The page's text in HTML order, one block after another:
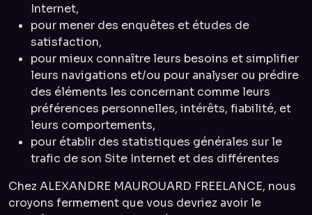
Internet,
pour mener des enquêtes et études de
satisfaction,
pour mieux connaître leurs besoins et simplifier
leurs navigations et/ou pour analyser ou prédire
des éléments les concernant comme leurs
préférences personnelles, intérêts, fiabilité, et
leurs comportements,
pour établir des statistiques générales sur le
trafic de son Site Internet et des différentes
Chez ALEXANDRE MAUROUARD FREELANCE, nous
croyons fermement que vous devriez avoir le